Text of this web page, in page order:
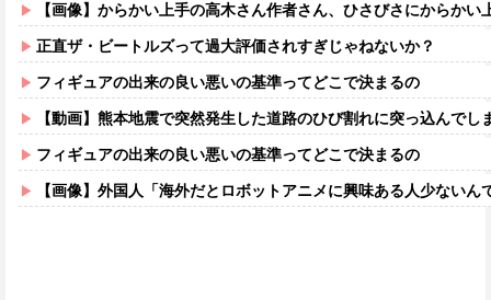
【画像】からかい上手の高木さん作者さん、ひさびさにからかい上手の高木
正直ザ・ビートルズって過大評価されすぎじゃねないか？
フィギュアの出来の良い悪いの基準ってどこで決まるの
【動画】熊本地震で突然発生した道路のひび割れに突っ込んでし
フィギュアの出来の良い悪いの基準ってどこで決まるの
【画像】外国人「海外だとロボットアニメに興味ある人少ないん